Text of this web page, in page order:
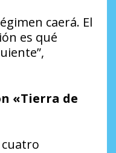
caerá. El
es qué
«Tierra de